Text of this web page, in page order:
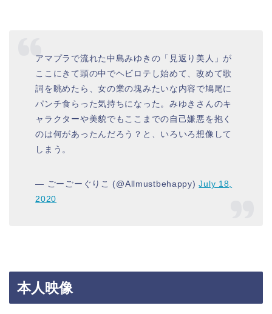
アマプラで流れた中島みゆきの「見返り美人」が
ここにきて頭の中でヘビロテし始めて、改めて歌
詞を眺めたら、女の業の塊みたいな内容で鳩尾に
パンチ食らった気持ちになった。みゆきさんのキ
ャラクターや美貌でもここまでの自己嫌悪を抱く
のは何があったんだろう？と、いろいろ想像して
しまう。
— ごーごーぐりこ (@Allmustbehappy)July 18,
2020
本人映像